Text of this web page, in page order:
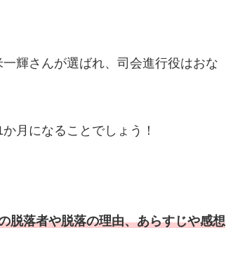
輝さんが選ばれ、司会進行役はおな
月になることでしょう！
脱落者や脱落の理由、あらすじや感想